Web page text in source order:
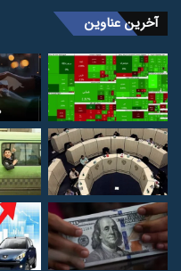
آخرین عناوین